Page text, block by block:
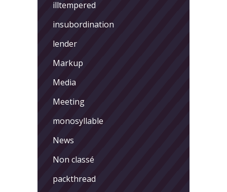
illtempered
insubordination
lender
Markup
Media
Meeting
monosyllable
News
Non classé
packthread